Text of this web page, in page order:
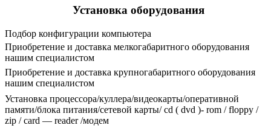
Установка оборудования
Подбор конфигурации компьютера
Приобретение и доставка мелкогабаритного оборудования
нашим специалистом
Приобретение и доставка крупногабаритного оборудования
нашим специалистом
Установка процессора/куллера/видеокарты/оперативной
памяти/блока питания/сетевой карты/ cd ( dvd )- rom / floppy /
zip / card — reader /модем